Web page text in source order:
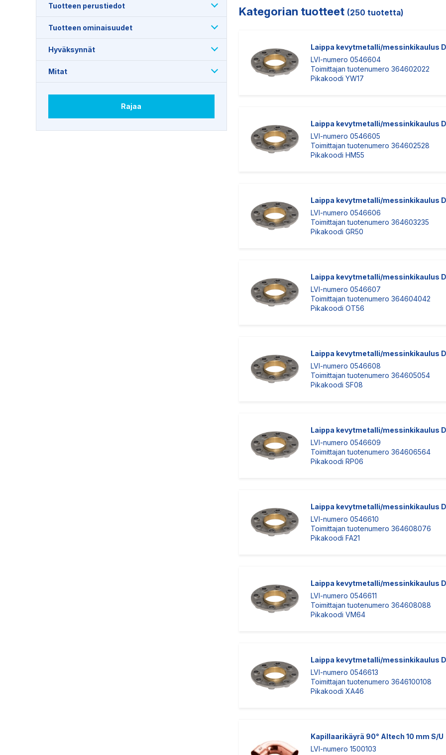
Kemi
Tuotteen perustiedot
Tuotteen ominaisuudet
Hyväksynnät
Mitat
Rajaa
Kategorian tuotteet (250 tuotetta)
Laippa kevytmetalli/messinkikaulus
LVI-numero 0546604
Toimittajan tuotenumero 364602022
Pikakoodi YW17
Laippa kevytmetalli/messinkikaulus
LVI-numero 0546605
Toimittajan tuotenumero 364602528
Pikakoodi HM55
Laippa kevytmetalli/messinkikaulus
LVI-numero 0546606
Toimittajan tuotenumero 364603235
Pikakoodi GR50
Laippa kevytmetalli/messinkikaulus
LVI-numero 0546607
Toimittajan tuotenumero 364604042
Pikakoodi OT56
Laippa kevytmetalli/messinkikaulus
LVI-numero 0546608
Toimittajan tuotenumero 364605054
Pikakoodi SF08
Laippa kevytmetalli/messinkikaulus
LVI-numero 0546609
Toimittajan tuotenumero 364606564
Pikakoodi RP06
Laippa kevytmetalli/messinkikaulus
LVI-numero 0546610
Toimittajan tuotenumero 364608076
Pikakoodi FA21
Laippa kevytmetalli/messinkikaulus
LVI-numero 0546611
Toimittajan tuotenumero 364608088
Pikakoodi VM64
Laippa kevytmetalli/messinkikaulus
LVI-numero 0546613
Toimittajan tuotenumero 3646100108
Pikakoodi XA46
Kapillaarikäyrä 90° Altech 10 mm S/U
LVI-numero 1500103